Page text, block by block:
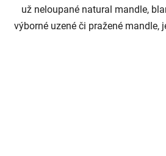
už neloupané natural mandle,
výborné uzené či pražené mandle,